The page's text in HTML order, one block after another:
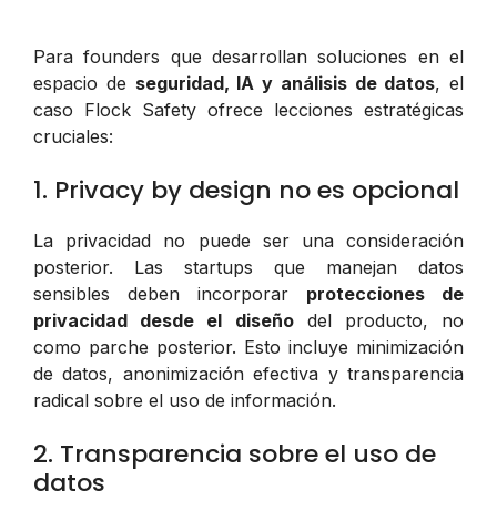
Para founders que desarrollan soluciones en el
espacio de seguridad, IA y análisis de datos, el
caso Flock Safety ofrece lecciones estratégicas
cruciales:
1. Privacy by design no es opcional
La privacidad no puede ser una consideración
posterior. Las startups que manejan datos
sensibles deben incorporar protecciones de
privacidad desde el diseñodel producto, no
como parche posterior. Esto incluye minimización
de datos, anonimización efectiva y transparencia
radical sobre el uso de información.
2. Transparencia sobre el uso de
datos